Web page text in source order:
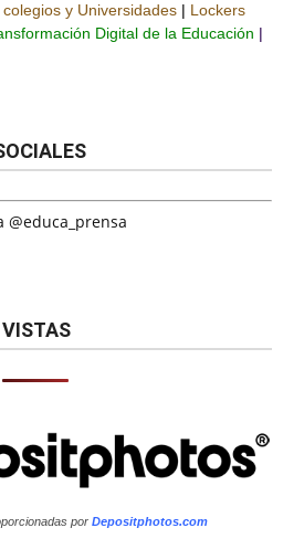
y Universidades | Lockers
Digital de la Educación |
@educa_prensa
por Depositphotos.com